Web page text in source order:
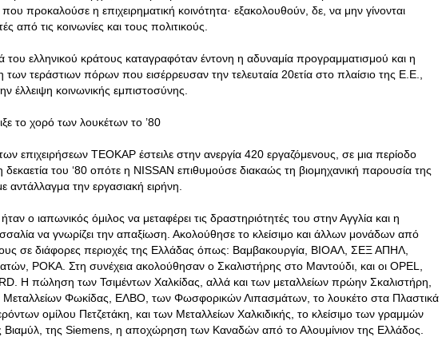
προκαλούσε η επιχειρηματική κοινότητα· εξακολουθούν, δε, να μην γίνονται
από τις κοινωνίες και τους πολιτικούς.
ελληνικού κράτους καταγραφόταν έντονη η αδυναμία προγραμματισμού και η
τεράστιων πόρων που εισέρρευσαν την τελευταία 20ετία στο πλαίσιο της Ε.Ε.,
έλλειψη κοινωνικής εμπιστοσύνης.
το χορό των λουκέτων το ’80
επιχειρήσεων ΤΕΟΚΑΡ έστειλε στην ανεργία 420 εργαζόμενους, σε μια περίοδο
του ‘80 οπότε η NISSAN επιθυμούσε διακαώς τη βιομηχανική παρουσία της
την εργασιακή ειρήνη.
ο ιαπωνικός όμιλος να μεταφέρει τις δραστηριότητές του στην Αγγλία και η
να γνωρίζει την απαξίωση. Ακολούθησε το κλείσιμο και άλλων μονάδων από
σε διάφορες περιοχές της Ελλάδας όπως: Βαμβακουργία, ΒΙΟΑΛ, ΣΕΞ ΑΠΗΛ,
ΡΟΚΑ. Στη συνέχεια ακολούθησαν ο Σκαλιστήρης στο Μαντούδι, και οι OPEL,
Η πώληση των Τσιμέντων Χαλκίδας, αλλά και των μεταλλείων πρώην Σκαλιστήρη,
Μεταλλείων Φωκίδας, ΕΛΒΟ, των Φωσφορικών Λιπασμάτων, το λουκέτο στα Πλαστικά
ομίλου Πετζετάκη, και των Μεταλλείων Χαλκιδικής, το κλείσιμο των γραμμών
της Siemens, η αποχώρηση των Καναδών από το Αλουμίνιον της Ελλάδος.